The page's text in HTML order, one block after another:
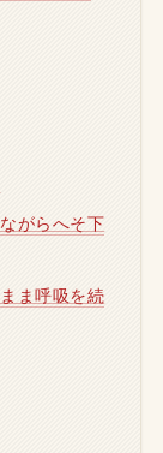
がらへそ下
ま呼吸を続